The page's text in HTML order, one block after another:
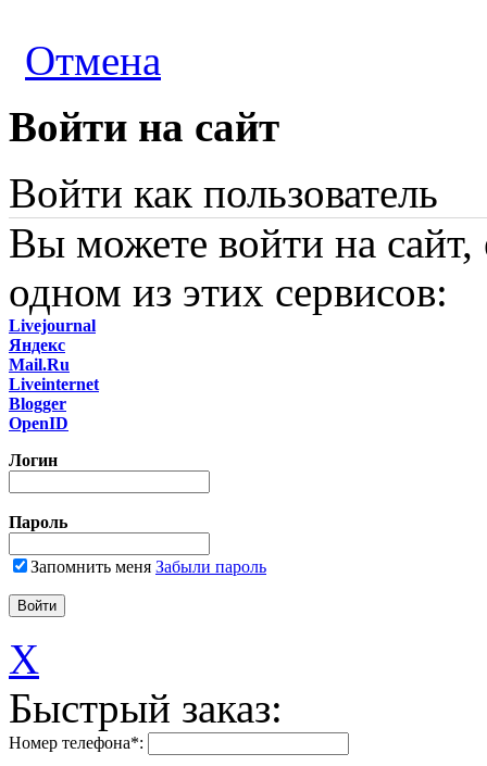
Отмена
Войти на сайт
Войти как пользователь
Вы можете войти на сайт,
одном из этих сервисов:
Livejournal
Яндекс
Mail.Ru
Liveinternet
Blogger
OpenID
Логин
Пароль
Запомнить меня Забыли пароль
X
Быстрый заказ:
Номер телефона*: